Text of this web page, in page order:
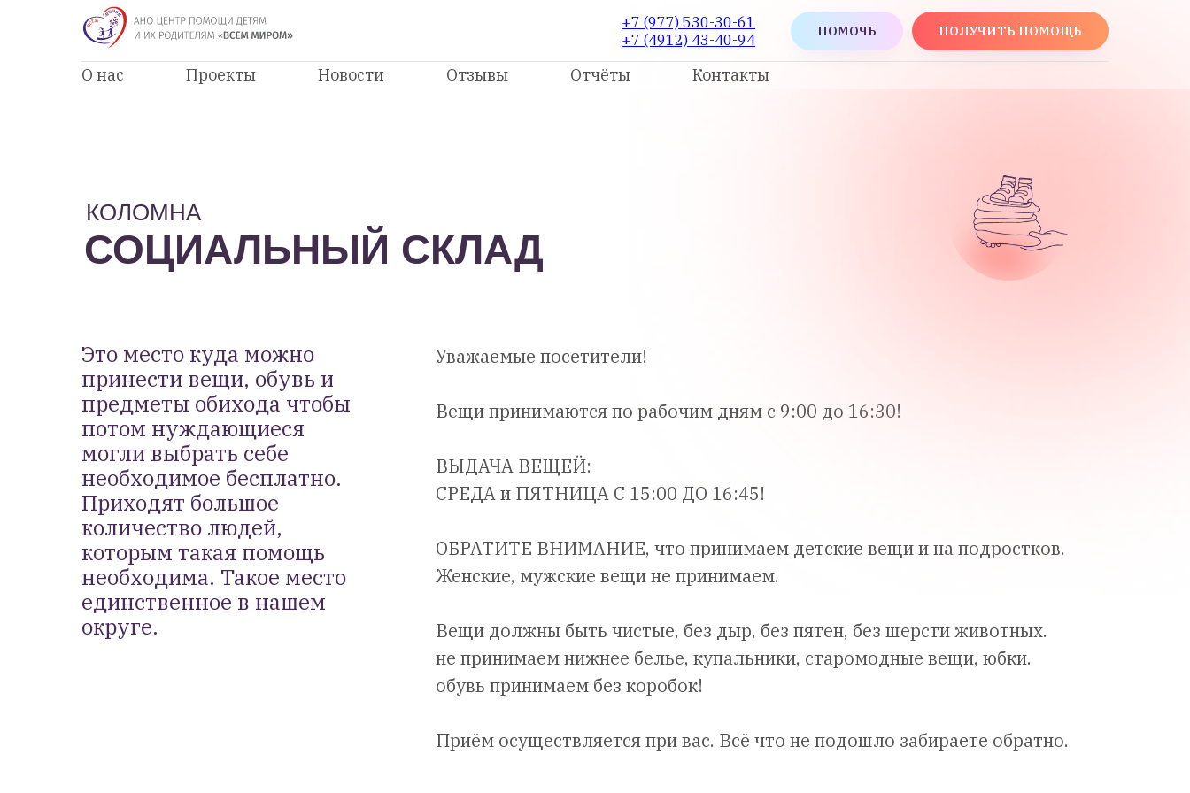
+7 (977) 530-30-61
+7 (4912) 43-40-94
ПОМОЧЬ ПОЛУЧИТЬ ПОМОЩЬ
О нас Проекты Новости Отзывы Отчёты Контакты
КОЛОМНА
СОЦИАЛЬНЫЙ СКЛАД
Это место куда можно
принести вещи, обувь и
предметы обихода чтобы
потом нуждающиеся
могли выбрать себе
необходимое бесплатно.
Приходят большое
количество людей,
которым такая помощь
необходима. Такое место
единственное в нашем
округе.
Уважаемые посетители!
Вещи принимаются по рабочим дням c 9:00 до 16:30!
ВЫДАЧА ВЕЩЕЙ:
СРЕДА и ПЯТНИЦА С 15:00 ДО 16:45!
ОБРАТИТЕ ВНИМАНИЕ, что принимаем детские вещи и на подростков.
Женские, мужские вещи не принимаем.
Вещи должны быть чистые, без дыр, без пятен, без шерсти животных.
не принимаем нижнее белье, купальники, старомодные вещи, юбки.
обувь принимаем без коробок!
Приём осуществляется при вас. Всё что не подошло забираете обратно.